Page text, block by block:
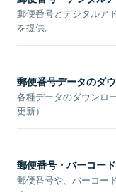
郵便番号とデジタルア
を提供。
郵便番号データのダ
各種データのダウンロ
更新）
郵便番号・バーコー
郵便番号や、バーコー